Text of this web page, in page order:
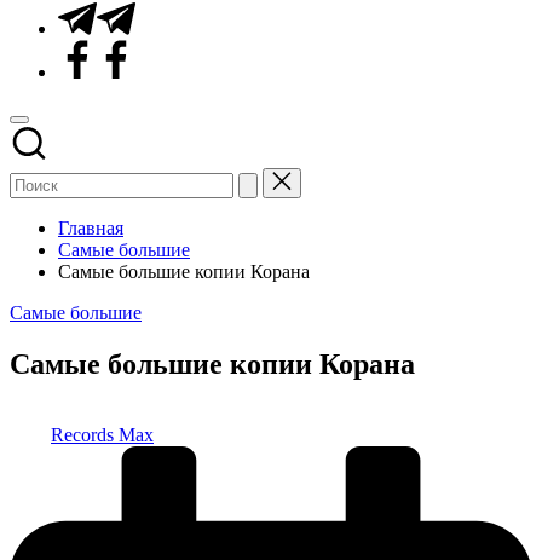
Telegram
Facebook
Главная
Самые большие
Самые большие копии Корана
Опубликовано
Самые большие
Самые большие копии Корана
Records Max